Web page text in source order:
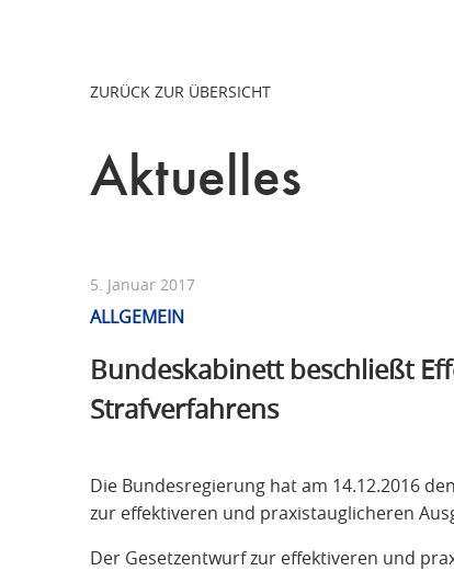
ZURÜCK ZUR ÜBERSICHT
Aktuelles
5. Januar 2017
ALLGEMEIN
Bundeskabinett beschließt
Strafverfahrens
Die Bundesregierung hat am 14.12.2016
zur effektiveren und praxistauglicheren
Der Gesetzentwurf zur effektiveren und